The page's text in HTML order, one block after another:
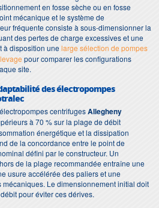
en fosse sèche ou en fosse
mécanique et le système de
fréquente consiste à sous-dimensionner la
des pertes de charge excessives et une
à disposition unelarge sélection de pompes
pour comparer les configurations
site.
des électropompes
centrifugesAllegheny
à 70 % sur la plage de débit
énergétique et la dissipation
de la concordance entre le point de
défini par le constructeur. Un
de la plage recommandée entraîne une
usure accélérée des paliers et une
Le dimensionnement initial doit
pour éviter ces dérives.